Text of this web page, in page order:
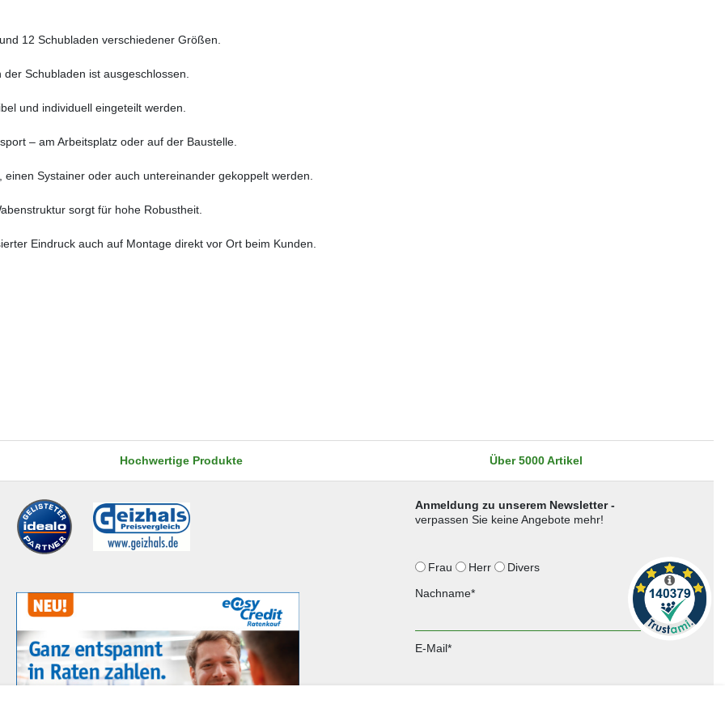
12 Schubladen verschiedener Größen.
Schubladen ist ausgeschlossen.
und individuell eingeteilt werden.
– am Arbeitsplatz oder auf der Baustelle.
Systainer oder auch untereinander gekoppelt werden.
sorgt für hohe Robustheit.
Eindruck auch auf Montage direkt vor Ort beim Kunden.
Hochwertige Produkte Über 5000 Artikel
Anmeldung zu unserem Newsletter -
verpassen Sie keine Angebote mehr!
Frau Herr
Divers
Nachname*
E-Mail*